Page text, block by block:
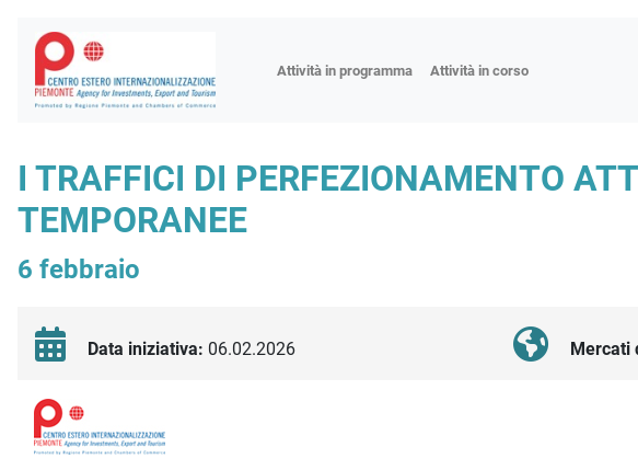
Attività in programma Attività in corso
Fiere
Workshop
Progetto tender
I TRAFFICI DI PERFEZIONAMENTO
TEMPORANEE
6 febbraio
Data iniziativa: 06.02.2026 Mercati